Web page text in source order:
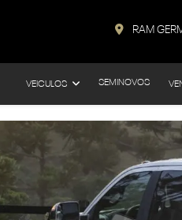
RAM
VEICULOS SEMINOVOS